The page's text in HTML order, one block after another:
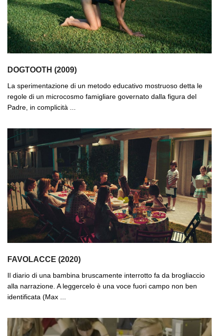
DOGTOOTH (2009)
La sperimentazione di un metodo educativo mostruoso detta le
regole di un microcosmo famigliare governato dalla figura del
Padre, in complicità ...
FAVOLACCE (2020)
Il diario di una bambina bruscamente interrotto fa da brogliaccio
alla narrazione. A leggercelo è una voce fuori campo non ben
identificata (Max ...